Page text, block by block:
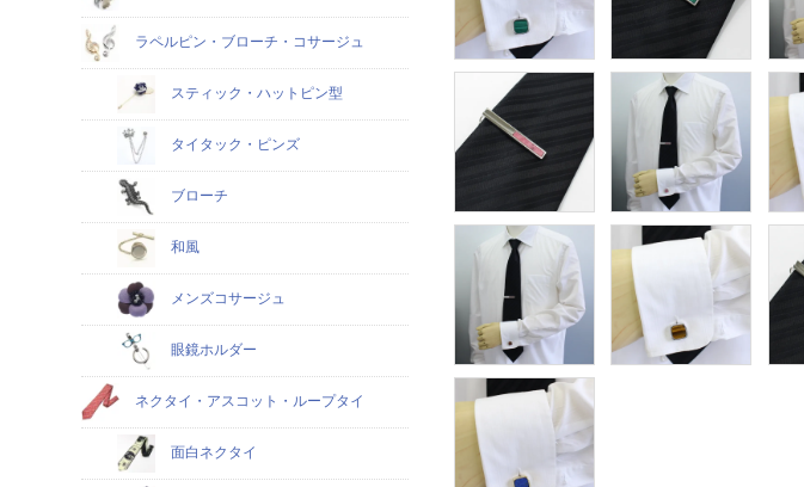
ラペルピン・ブローチ・コサージュ
スティック・ハットピン型
タイタック・ピンズ
ブローチ
和風
メンズコサージュ
眼鏡ホルダー
ネクタイ・アスコット・ループタイ
面白ネクタイ